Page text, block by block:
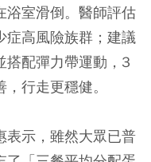
浴室滑倒。醫師評估
症高風險族群；建議
搭配彈力帶運動，3
行走更穩健。
表示，雖然大眾已普